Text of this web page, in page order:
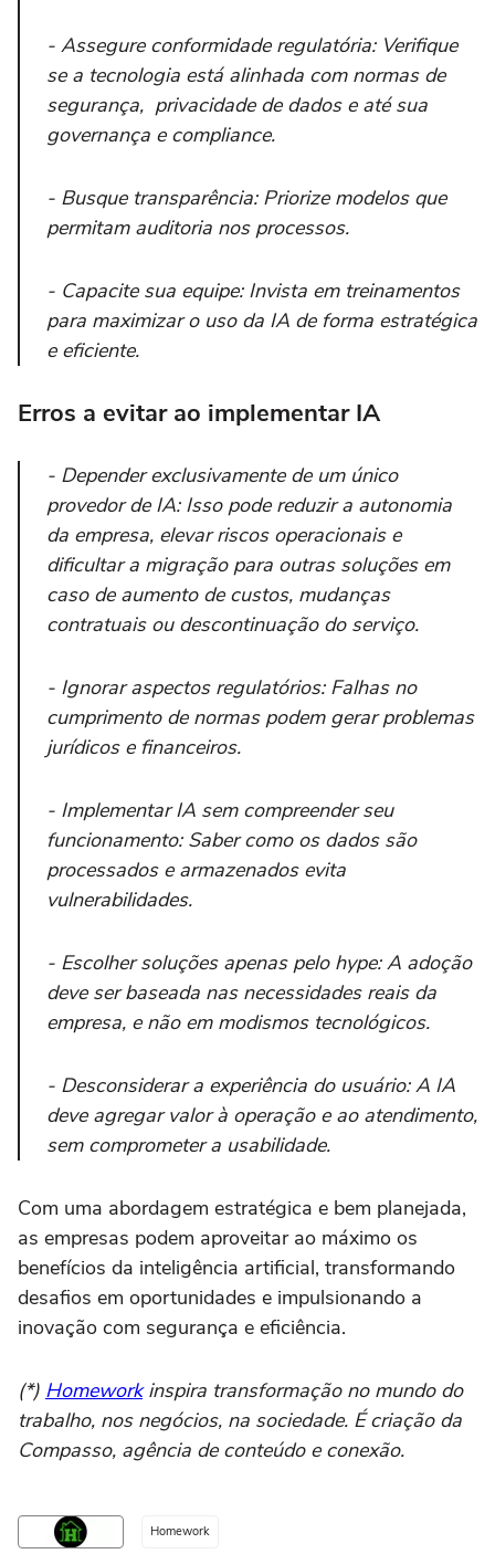
- Assegure conformidade regulatória: Verifique
se a tecnologia está alinhada com normas de
segurança, privacidade de dados e até sua
governança e compliance.
- Busque transparência: Priorize modelos que
permitam auditoria nos processos.
- Capacite sua equipe: Invista em treinamentos
para maximizar o uso da IA de forma estratégica
e eficiente.
Erros a evitar ao implementar IA
- Depender exclusivamente de um único
provedor de IA: Isso pode reduzir a autonomia
da empresa, elevar riscos operacionais e
dificultar a migração para outras soluções em
caso de aumento de custos, mudanças
contratuais ou descontinuação do serviço.
- Ignorar aspectos regulatórios: Falhas no
cumprimento de normas podem gerar problemas
jurídicos e financeiros.
- Implementar IA sem compreender seu
funcionamento: Saber como os dados são
processados e armazenados evita
vulnerabilidades.
- Escolher soluções apenas pelo hype: A adoção
deve ser baseada nas necessidades reais da
empresa, e não em modismos tecnológicos.
- Desconsiderar a experiência do usuário: A IA
deve agregar valor à operação e ao atendimento,
sem comprometer a usabilidade.
Com uma abordagem estratégica e bem planejada,
as empresas podem aproveitar ao máximo os
benefícios da inteligência artificial, transformando
desafios em oportunidades e impulsionando a
inovação com segurança e eficiência.
(*) Homeworkinspira transformação no mundo do
trabalho, nos negócios, na sociedade. É criação da
Compasso, agência de conteúdo e conexão.
Homework